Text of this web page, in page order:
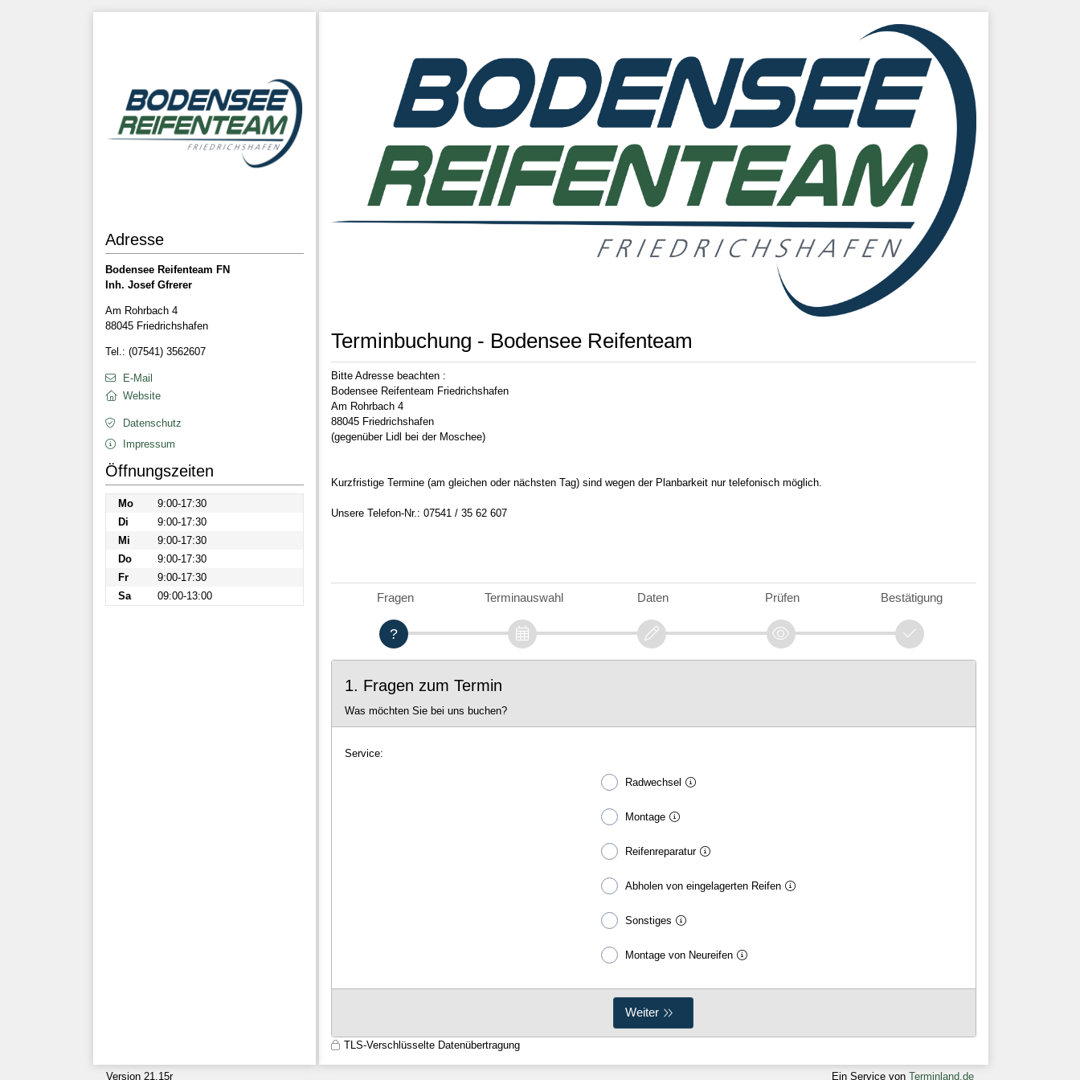
Terminbuchung - Bodensee Reifenteam
Bitte Adresse beachten :
Bodensee Reifenteam Friedrichshafen
Am Rohrbach 4
88045 Friedrichshafen
(gegenüber Lidl bei der Moschee)
Kurzfristige Termine (am gleichen oder nächsten Tag) sind wegen der Planbarkeit nur telefonisch möglich.
Unsere Telefon-Nr.: 07541 / 35 62 607
Fragen Terminauswahl Daten Prüfen Bestätigung
1. Fragen zum Termin
Was möchten Sie bei uns buchen?
Service:
Radwechsel
Montage
Reifenreparatur
Abholen von eingelagerten Reifen
Sonstiges
Montage von Neureifen
Weiter
TLS-Verschlüsselte Datenübertragung
Adresse
Bodensee Reifenteam FN
Inh. Josef Gfrerer
Am Rohrbach 4
88045 Friedrichshafen
Tel.: (07541) 3562607
E-Mail
Website
Datenschutz
Impressum
Öffnungszeiten
Mo
9:00-17:30
Di
9:00-17:30
Mi
9:00-17:30
Do
9:00-17:30
Fr
9:00-17:30
Sa
09:00-13:00
Version 21.15r9600 Ein Service von Terminland.de